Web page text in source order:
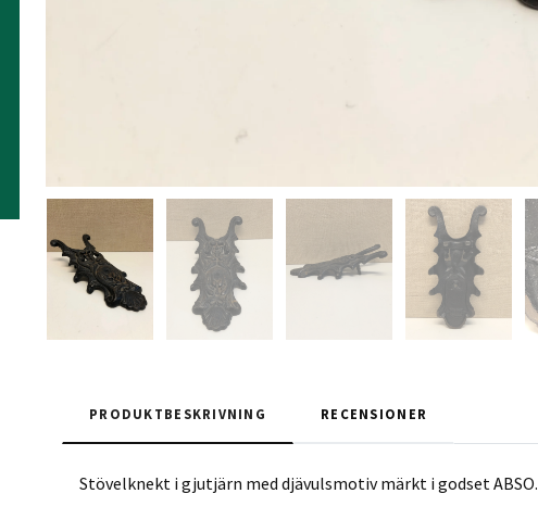
PRODUKTBESKRIVNING RECENSIONER
Stövelknekt i gjutjärn med djävulsmotiv märkt i godset ABSO.